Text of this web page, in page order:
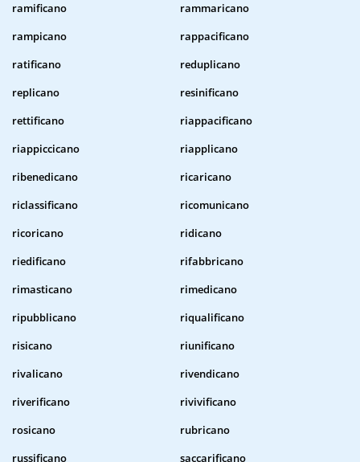
ramificano
rammaricano
rampicano
rappacificano
ratificano
reduplicano
replicano
resinificano
rettificano
riappacificano
riappiccicano
riapplicano
ribenedicano
ricaricano
riclassificano
ricomunicano
ricoricano
ridicano
riedificano
rifabbricano
rimasticano
rimedicano
ripubblicano
riqualificano
risicano
riunificano
rivalicano
rivendicano
riverificano
rivivificano
rosicano
rubricano
russificano
saccarificano